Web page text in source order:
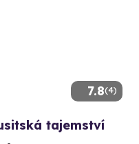
7.8(4)
tajemství